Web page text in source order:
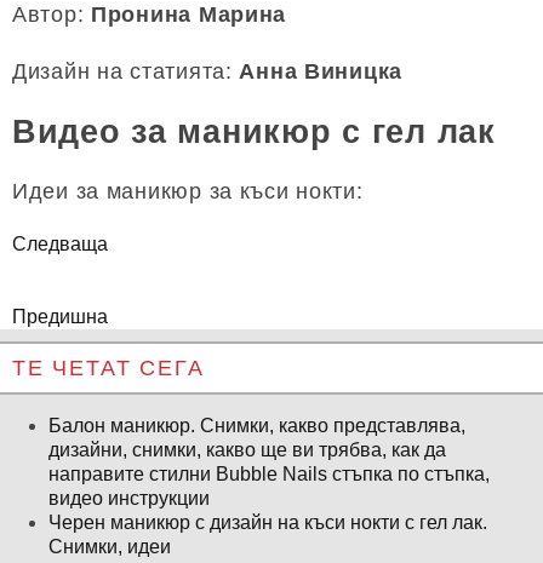
Автор: Пронина Марина
Дизайн на статията:Анна Виницка
Видео за маникюр с гел лак
Идеи за маникюр за къси нокти:
Следваща
Предишна
ТЕ ЧЕТАТ СЕГА
Балон маникюр. Снимки, какво представлява,
дизайни, снимки, какво ще ви трябва, как да
направите стилни Bubble Nails стъпка по стъпка,
видео инструкции
Черен маникюр с дизайн на къси нокти с гел лак.
Снимки, идеи